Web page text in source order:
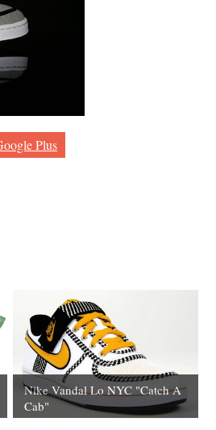
Plus
Nike Vandal Lo NYC "Catch A
Cab"